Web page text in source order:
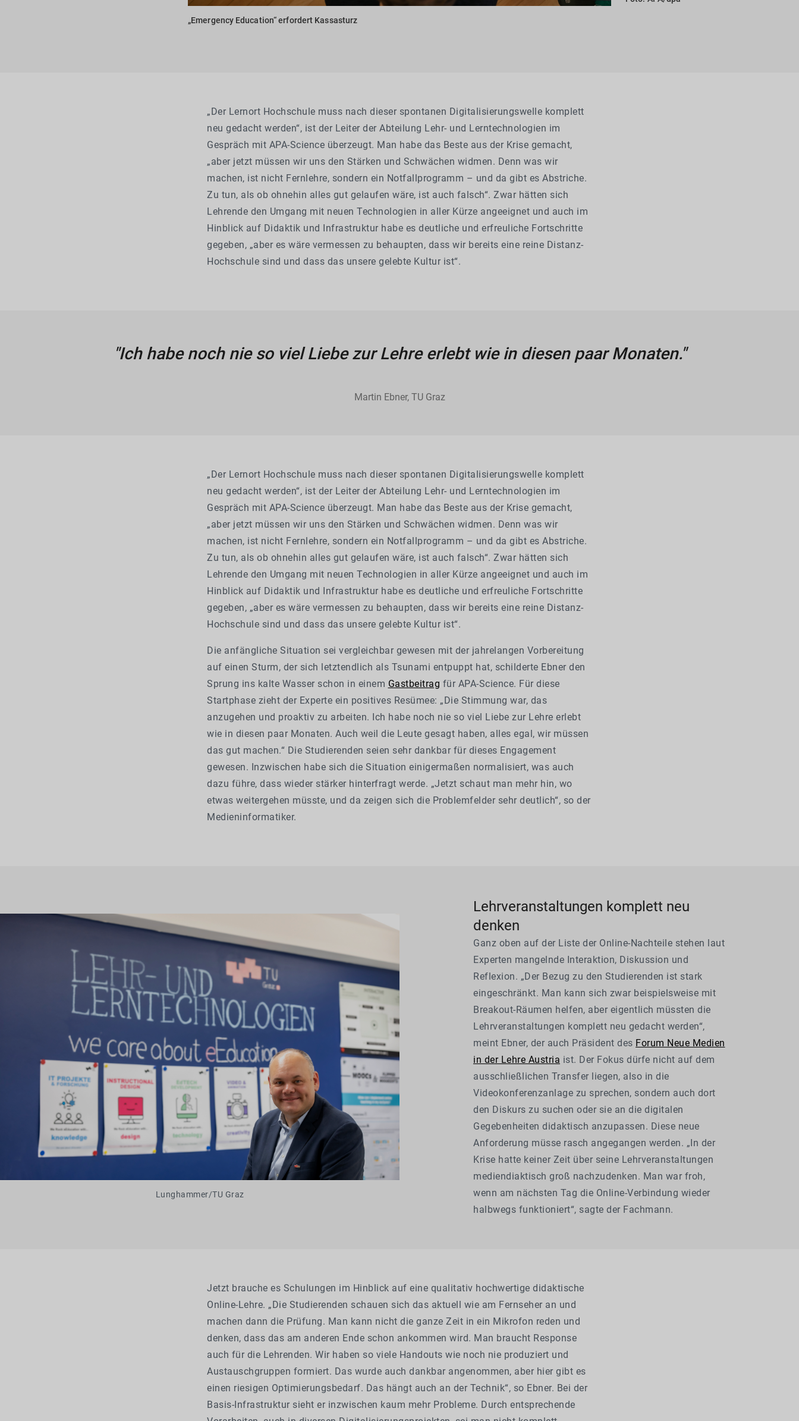
„Emergency Education“ erfordert Kassasturz
„Der Lernort Hochschule muss nach dieser spontanen Digitalisierungswelle komplett
neu gedacht werden“, ist der Leiter der Abteilung Lehr- und Lerntechnologien im
Gespräch mit APA-Science überzeugt. Man habe das Beste aus der Krise gemacht,
„aber jetzt müssen wir uns den Stärken und Schwächen widmen. Denn was wir
machen, ist nicht Fernlehre, sondern ein Notfallprogramm – und da gibt es Abstriche.
Zu tun, als ob ohnehin alles gut gelaufen wäre, ist auch falsch“. Zwar hätten sich
Lehrende den Umgang mit neuen Technologien in aller Kürze angeeignet und auch im
Hinblick auf Didaktik und Infrastruktur habe es deutliche und erfreuliche Fortschritte
gegeben, „aber es wäre vermessen zu behaupten, dass wir bereits eine reine Distanz-
Hochschule sind und dass das unsere gelebte Kultur ist“.
"Ich habe noch nie so viel Liebe zur Lehre erlebt wie in diesen paar Monaten."
Martin Ebner, TU Graz
„Der Lernort Hochschule muss nach dieser spontanen Digitalisierungswelle komplett
neu gedacht werden“, ist der Leiter der Abteilung Lehr- und Lerntechnologien im
Gespräch mit APA-Science überzeugt. Man habe das Beste aus der Krise gemacht,
„aber jetzt müssen wir uns den Stärken und Schwächen widmen. Denn was wir
machen, ist nicht Fernlehre, sondern ein Notfallprogramm – und da gibt es Abstriche.
Zu tun, als ob ohnehin alles gut gelaufen wäre, ist auch falsch“. Zwar hätten sich
Lehrende den Umgang mit neuen Technologien in aller Kürze angeeignet und auch im
Hinblick auf Didaktik und Infrastruktur habe es deutliche und erfreuliche Fortschritte
gegeben, „aber es wäre vermessen zu behaupten, dass wir bereits eine reine Distanz-
Hochschule sind und dass das unsere gelebte Kultur ist“.
Die anfängliche Situation sei vergleichbar gewesen mit der jahrelangen Vorbereitung
auf einen Sturm, der sich letztendlich als Tsunami entpuppt hat, schilderte Ebner den
Sprung ins kalte Wasser schon in einem Gastbeitrag für APA-Science. Für diese
Startphase zieht der Experte ein positives Resümee: „Die Stimmung war, das
anzugehen und proaktiv zu arbeiten. Ich habe noch nie so viel Liebe zur Lehre erlebt
wie in diesen paar Monaten. Auch weil die Leute gesagt haben, alles egal, wir müssen
das gut machen.“ Die Studierenden seien sehr dankbar für dieses Engagement
gewesen. Inzwischen habe sich die Situation einigermaßen normalisiert, was auch
dazu führe, dass wieder stärker hinterfragt werde. „Jetzt schaut man mehr hin, wo
etwas weitergehen müsste, und da zeigen sich die Problemfelder sehr deutlich“, so der
Medieninformatiker.
Lunghammer/TU Graz
Lehrveranstaltungen komplett neu
denken
Ganz oben auf der Liste der Online-Nachteile stehen laut
Experten mangelnde Interaktion, Diskussion und
Reflexion. „Der Bezug zu den Studierenden ist stark
eingeschränkt. Man kann sich zwar beispielsweise mit
Breakout-Räumen helfen, aber eigentlich müssten die
Lehrveranstaltungen komplett neu gedacht werden“,
meint Ebner, der auch Präsident des Forum Neue Medien
in der Lehre Austria ist. Der Fokus dürfe nicht auf dem
ausschließlichen Transfer liegen, also in die
Videokonferenzanlage zu sprechen, sondern auch dort
den Diskurs zu suchen oder sie an die digitalen
Gegebenheiten didaktisch anzupassen. Diese neue
Anforderung müsse rasch angegangen werden. „In der
Krise hatte keiner Zeit über seine Lehrveranstaltungen
mediendiaktisch groß nachzudenken. Man war froh,
wenn am nächsten Tag die Online-Verbindung wieder
halbwegs funktioniert“, sagte der Fachmann.
Jetzt brauche es Schulungen im Hinblick auf eine qualitativ hochwertige didaktische
Online-Lehre. „Die Studierenden schauen sich das aktuell wie am Fernseher an und
machen dann die Prüfung. Man kann nicht die ganze Zeit in ein Mikrofon reden und
denken, dass das am anderen Ende schon ankommen wird. Man braucht Response
auch für die Lehrenden. Wir haben so viele Handouts wie noch nie produziert und
Austauschgruppen formiert. Das wurde auch dankbar angenommen, aber hier gibt es
einen riesigen Optimierungsbedarf. Das hängt auch an der Technik“, so Ebner. Bei der
Basis-Infrastruktur sieht er inzwischen kaum mehr Probleme. Durch entsprechende